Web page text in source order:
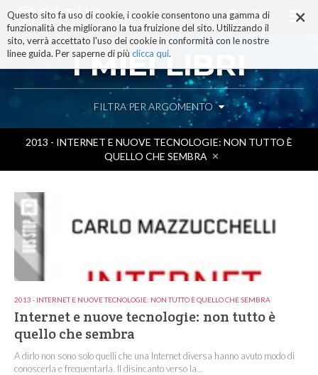
×
Questo sito fa uso di cookie, i cookie consentono una gamma di
funzionalità che migliorano la tua fruizione del sito. Utilizzando il
sito, verrà accettato l'uso dei cookie in conformità con le nostre
linee guida. Per saperne di più clicca qui.
ai
contenuti.
|
alla
navigazione
I MIEI LIBRI
FILTRA PER ARGOMENTO
2013 - INTERNET E NUOVE TECNOLOGIE: NON TUTTO È
QUELLO CHE SEMBRA
2013 - INTERNET E NUOVE TECNOLOGIE: NON TUTTO È QUELLO CHE SEMBRA
Internet e nuove tecnologie: non tutto è
quello che sembra
A dirlo non sono solo quelli che una Internet diversa hanno avuto modo di
conoscerla e frequentarla. Il disincanto verso la...